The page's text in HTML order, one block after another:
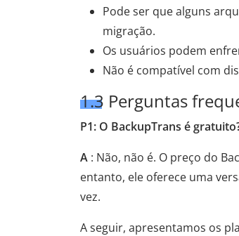
Pode ser que alguns
migração.
Os usuários podem
Não é compatível com
1.3 Perguntas
P1: O BackupTrans é
A : Não, não é. O preço do
entanto, ele oferece uma
vez.
A seguir, apresentamos os